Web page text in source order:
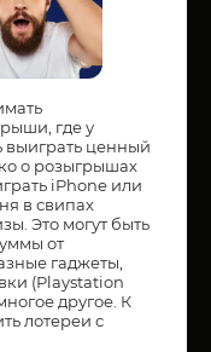
где у
выиграть ценный
о розыгрышах
iPhone или
в свипах
Это могут быть
от
гаджеты,
(Playstation
другое. К
лотереи с